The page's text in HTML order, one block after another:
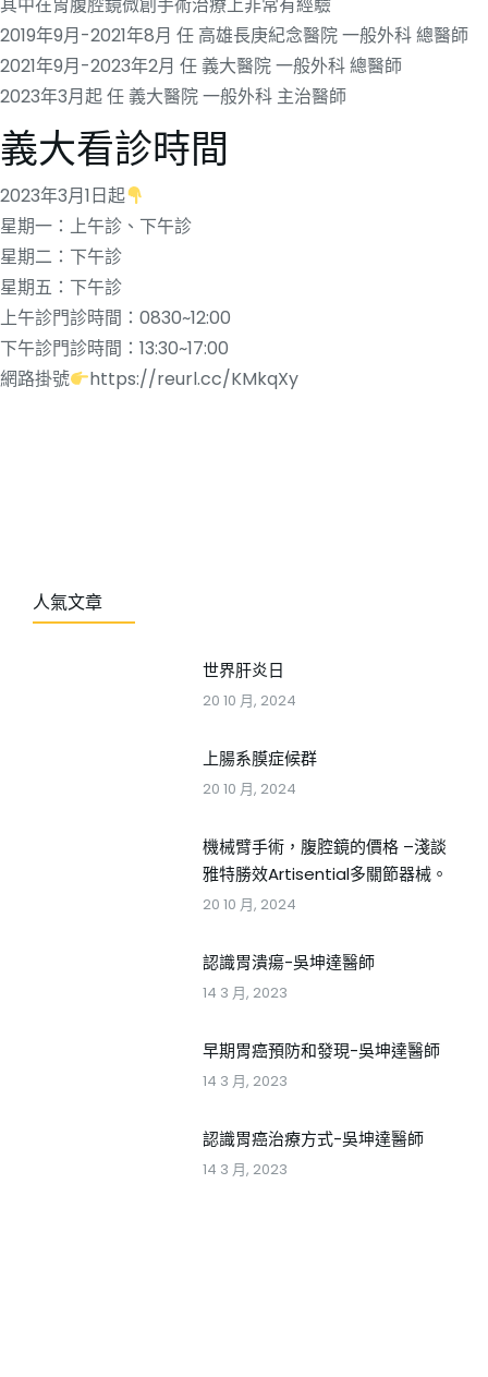
其中在胃腹腔鏡微創手術治療上非常有經驗
2019年9月-2021年8月 任 高雄長庚紀念醫院 一般外科 總醫師
2021年9月-2023年2月 任 義大醫院 一般外科 總醫師
2023年3月起 任 義大醫院 一般外科 主治醫師
義大看診時間
2023年3月1日起
星期一：上午診、下午診
星期二：下午診
星期五：下午診
上午診門診時間：0830~12:00
下午診門診時間：13:30~17:00
網路掛號
https://reurl.cc/KMkqXy
人氣文章
世界肝炎日
20 10 月, 2024
上腸系膜症候群
20 10 月, 2024
機械臂手術，腹腔鏡的價格 –淺談
雅特勝效Artisential多關節器械。
20 10 月, 2024
認識胃潰瘍-吳坤達醫師
14 3 月, 2023
早期胃癌預防和發現-吳坤達醫師
14 3 月, 2023
認識胃癌治療方式-吳坤達醫師
14 3 月, 2023